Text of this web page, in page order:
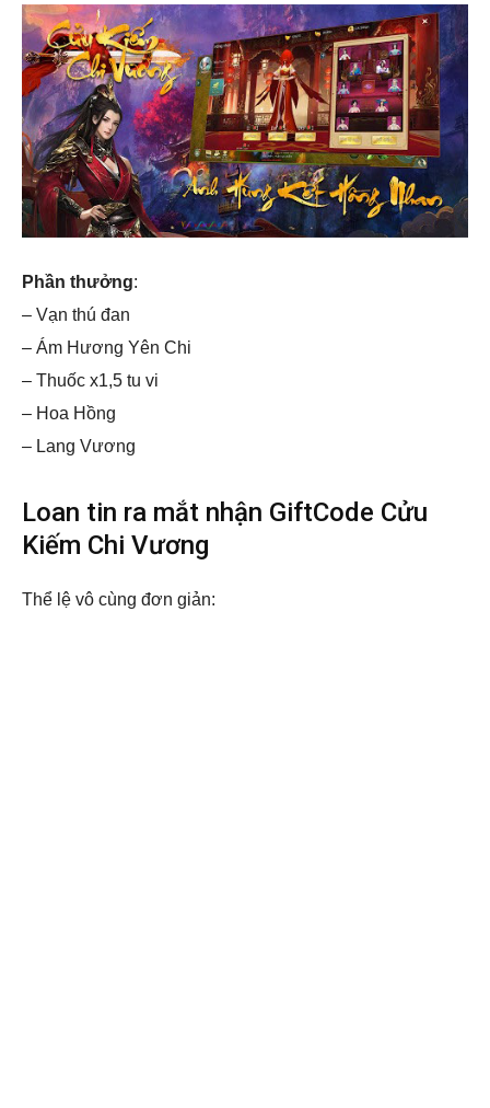
Phần thưởng:
– Vạn thú đan
– Ám Hương Yên Chi
– Thuốc x1,5 tu vi
– Hoa Hồng
– Lang Vương
Loan tin ra mắt nhận GiftCode Cửu
Kiếm Chi Vương
Thể lệ vô cùng đơn giản: